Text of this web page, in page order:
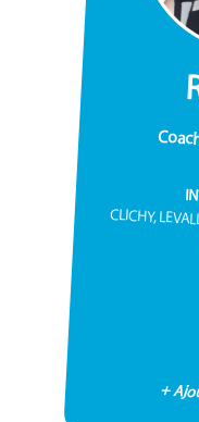
CLICHY,
+